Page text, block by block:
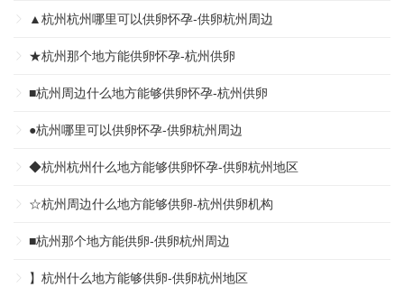
▲杭州杭州哪里可以供卵怀孕-供卵杭州周边
★杭州那个地方能供卵怀孕-杭州供卵
■杭州周边什么地方能够供卵怀孕-杭州供卵
●杭州哪里可以供卵怀孕-供卵杭州周边
◆杭州杭州什么地方能够供卵怀孕-供卵杭州地区
☆杭州周边什么地方能够供卵-杭州供卵机构
■杭州那个地方能供卵-供卵杭州周边
】杭州什么地方能够供卵-供卵杭州地区